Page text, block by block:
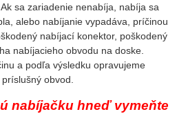
sa zariadenie nenabíja, nabíja sa
alebo nabíjanie vypadáva, príčinou
nabíjací konektor, poškodený
nabíjacieho obvodu na doske.
a podľa výsledku opravujeme
obvod.
nabíjačku hneď vymeňte